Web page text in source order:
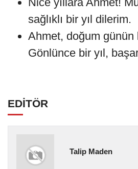
sağlıklı bir yıl dilerim.
Ahmet, doğum günün
Gönlünce bir yıl,
EDİTÖR
Talip Maden